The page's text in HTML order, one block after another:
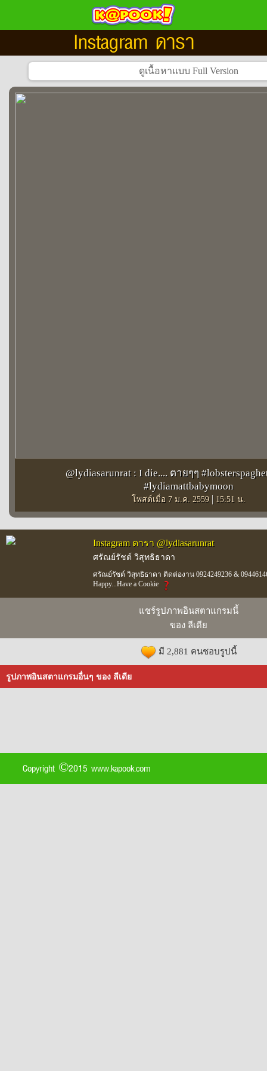
Instagram ดารา
@lydiasarunrat : I die.... ตายๆๆ
#lydiamattbabymoon
โพสต์เมื่อ 7 ม.ค. 2559 | 15:51 น.
Instagram ดารา @lydiasarunrat
ศรัณย์รัชต์ วิสุทธิธาดา
ศรัณย์รัชต์ วิสุทธิธาดา ติดต่องาน 0924249236 &
Happy...Have a Cookie
แชร์รูปภาพอินสตาแกรมนี้
ของ ลีเดีย
มี 2,881 คนชอบรูปนี้
รูปภาพอินสตาแกรมอื่นๆ ของ ลีเดีย
Copyright ©2015 www.kapook.com